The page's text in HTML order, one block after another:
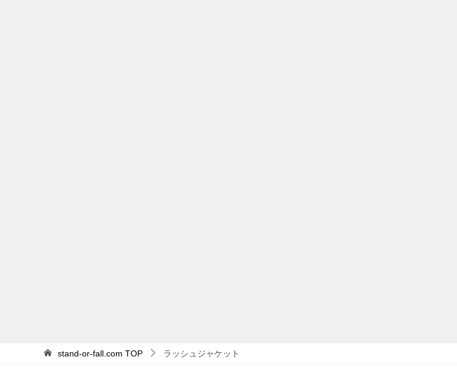
stand-or-fall.com TOP ラッシュジャケット